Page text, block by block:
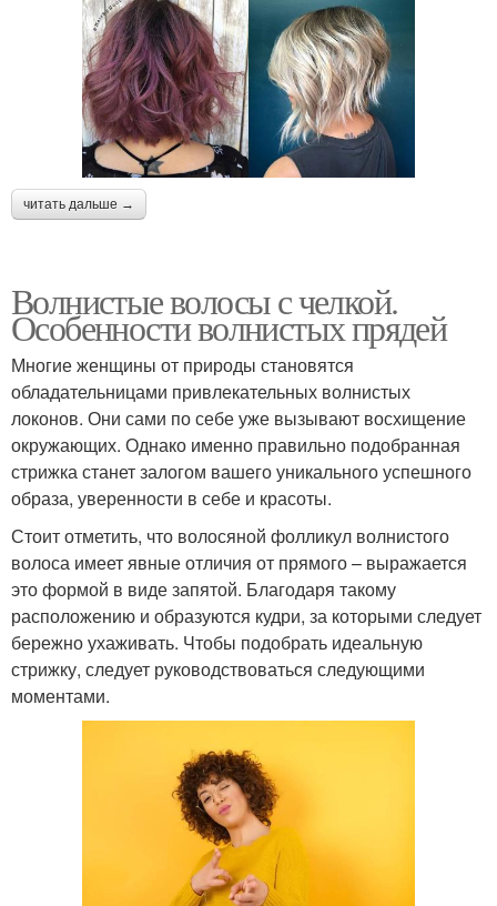
читать дальше →
Волнистые волосы с челкой.
Особенности волнистых прядей
Многие женщины от природы становятся
обладательницами привлекательных волнистых
локонов. Они сами по себе уже вызывают восхищение
окружающих. Однако именно правильно подобранная
стрижка станет залогом вашего уникального успешного
образа, уверенности в себе и красоты.
Стоит отметить, что волосяной фолликул волнистого
волоса имеет явные отличия от прямого – выражается
это формой в виде запятой. Благодаря такому
расположению и образуются кудри, за которыми следует
бережно ухаживать. Чтобы подобрать идеальную
стрижку, следует руководствоваться следующими
моментами.